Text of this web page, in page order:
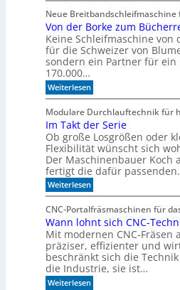
l
l
e
n
m
u
l
a
D
r
i
l
l
N
C
-
g
e
s
t
ü
t
z
t
m
i
d
e
r
Z
e
i
t
e
h
e
n
Neue
Von der Borke zum
Keine Schleifmaschine von
für die Schweizer von
sondern ein Partner für ein
170.000…
Weiterlesen:
V
n
d
e
r
B
o
r
k
e
z
u
m
B
ü
c
h
e
r
Modulare Durchlauftechnik für
Im Takt der Serie
Ob große Losgrößen oder
Flexibilität wünscht sich
Der Maschinenbauer Koch
fertigt die dafür
Weiterlesen:
I
m
T
a
k
t
d
e
r
S
CNC-Portalfräsmaschinen für
Wann lohnt sich CNC-
Mit modernen CNC-Fräsen
präziser, effizienter und
beschränkt sich die
die Industrie, sie ist…
Weiterlesen: